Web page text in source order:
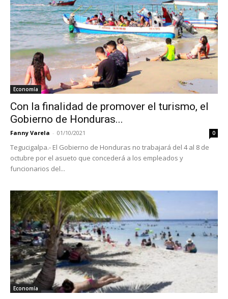
Economía
Con la finalidad de promover el turismo, el
Gobierno de Honduras...
Fanny Varela - 01/10/2021 0
Tegucigalpa.- El Gobierno de Honduras no trabajará del 4 al 8 de
octubre por el asueto que concederá a los empleados y
funcionarios del...
Economía